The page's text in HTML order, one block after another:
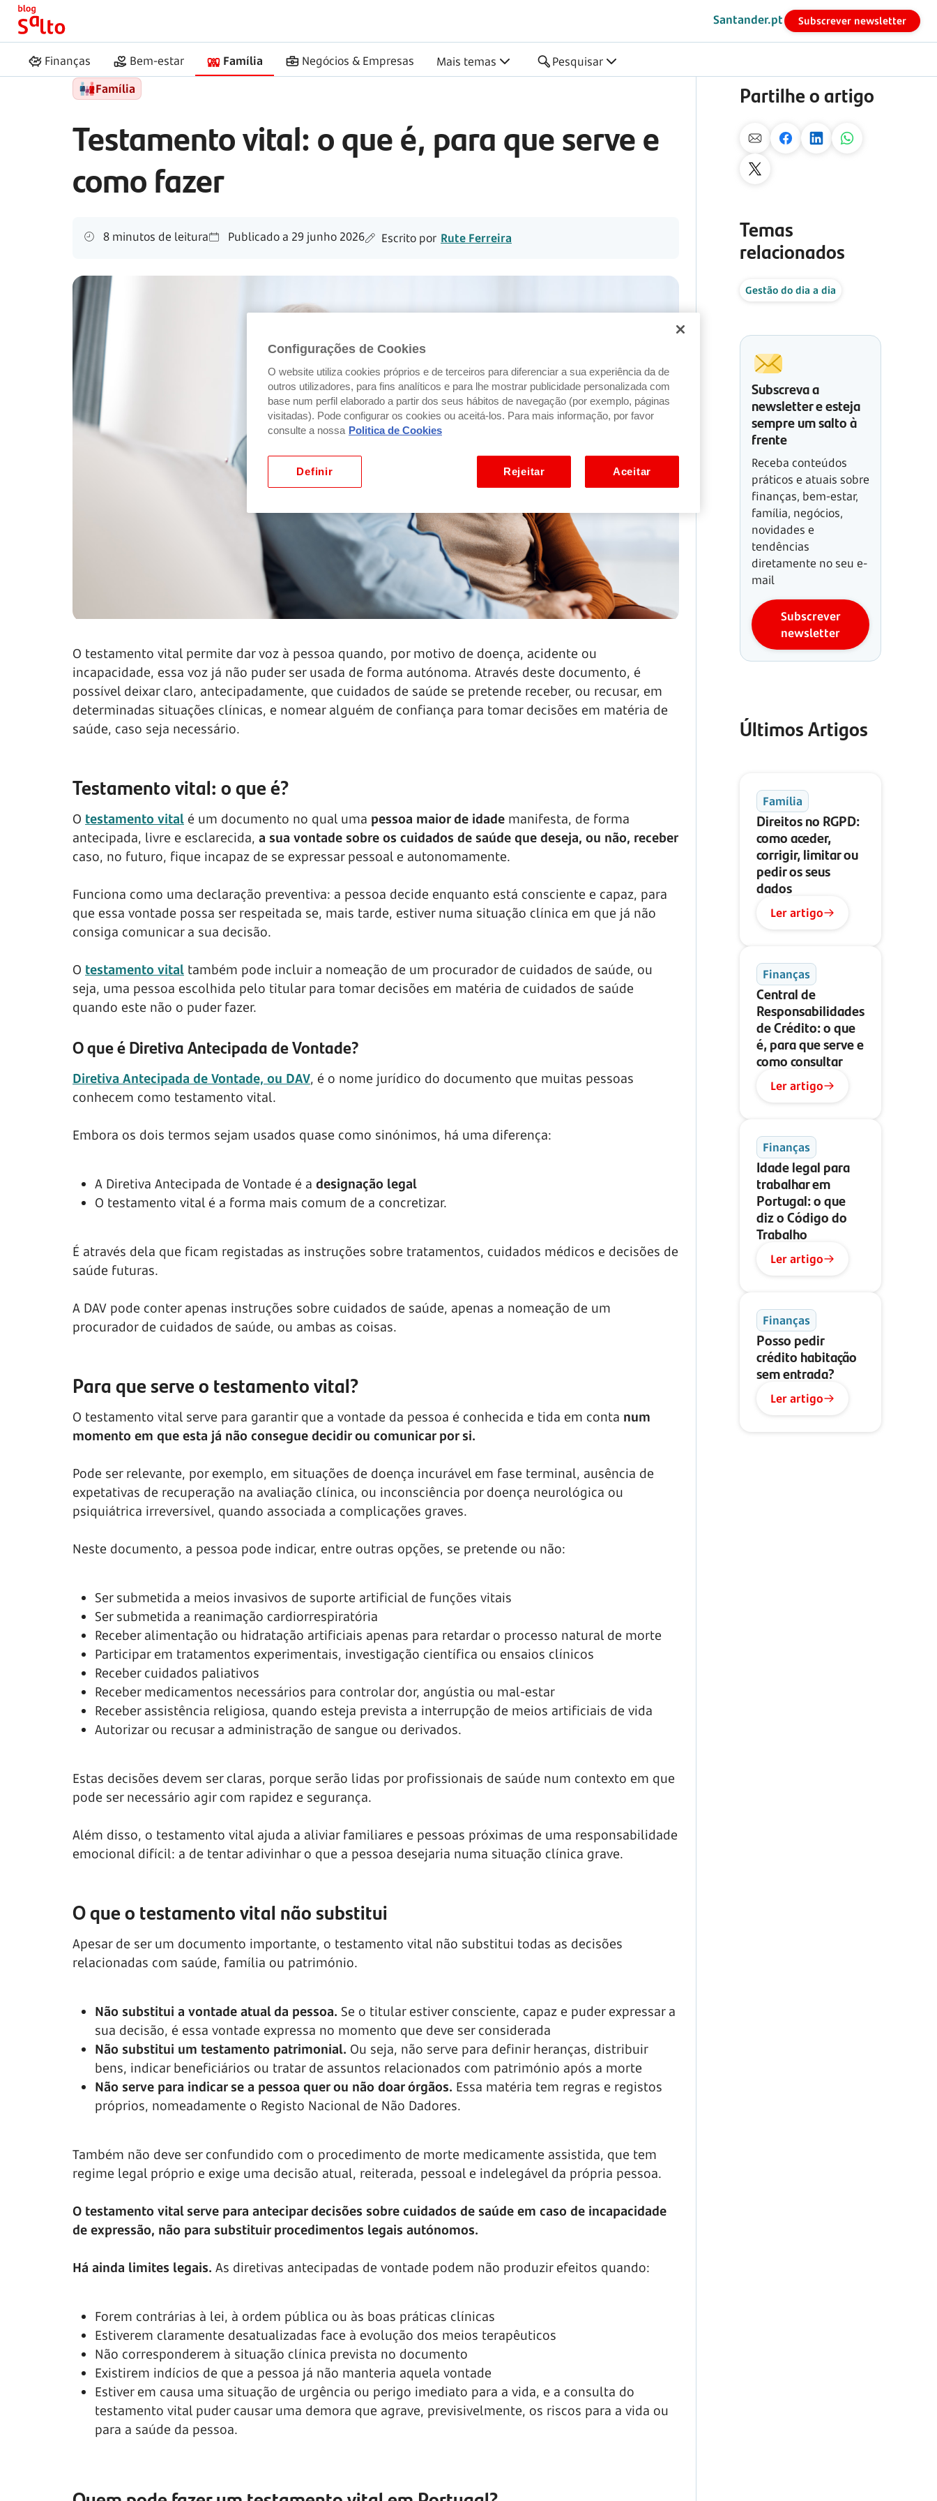
Santander.pt Subscrever newsletter
Finanças Bem-estar Família Negócios & Empresas Mais temas Pesquisar
Início
Família
Testamento vital: o que é, para que serve e
como fazer
8 minutos de leitura Publicado a 29 junho 2026 Escrito por Rute Ferreira
O testamento vital permite dar voz à pessoa quando, por motivo de doença, acidente ou
incapacidade, essa voz já não puder ser usada de forma autónoma. Através deste documento, é
possível deixar claro, antecipadamente, que cuidados de saúde se pretende receber, ou recusar, em
determinadas situações clínicas, e nomear alguém de confiança para tomar decisões em matéria de
saúde, caso seja necessário.
Testamento vital: o que é?
O testamento vital é um documento no qual uma pessoa maior de idade manifesta, de forma
antecipada, livre e esclarecida, a sua vontade sobre os cuidados de saúde que deseja, ou não, receber
caso, no futuro, fique incapaz de se expressar pessoal e autonomamente.
Funciona como uma declaração preventiva: a pessoa decide enquanto está consciente e capaz, para
que essa vontade possa ser respeitada se, mais tarde, estiver numa situação clínica em que já não
consiga comunicar a sua decisão.
O testamento vital também pode incluir a nomeação de um procurador de cuidados de saúde, ou
seja, uma pessoa escolhida pelo titular para tomar decisões em matéria de cuidados de saúde
quando este não o puder fazer.
O que é Diretiva Antecipada de Vontade?
Diretiva Antecipada de Vontade, ou DAV, é o nome jurídico do documento que muitas pessoas
conhecem como testamento vital.
Embora os dois termos sejam usados quase como sinónimos, há uma diferença:
A Diretiva Antecipada de Vontade é a designação legal
O testamento vital é a forma mais comum de a concretizar.
É através dela que ficam registadas as instruções sobre tratamentos, cuidados médicos e decisões de
saúde futuras.
A DAV pode conter apenas instruções sobre cuidados de saúde, apenas a nomeação de um
procurador de cuidados de saúde, ou ambas as coisas.
Para que serve o testamento vital?
O testamento vital serve para garantir que a vontade da pessoa é conhecida e tida em conta num
momento em que esta já não consegue decidir ou comunicar por si.
Pode ser relevante, por exemplo, em situações de doença incurável em fase terminal, ausência de
expetativas de recuperação na avaliação clínica, ou inconsciência por doença neurológica ou
psiquiátrica irreversível, quando associada a complicações graves.
Neste documento, a pessoa pode indicar, entre outras opções, se pretende ou não:
Ser submetida a meios invasivos de suporte artificial de funções vitais
Ser submetida a reanimação cardiorrespiratória
Receber alimentação ou hidratação artificiais apenas para retardar o processo natural de morte
Participar em tratamentos experimentais, investigação científica ou ensaios clínicos
Receber cuidados paliativos
Receber medicamentos necessários para controlar dor, angústia ou mal-estar
Receber assistência religiosa, quando esteja prevista a interrupção de meios artificiais de vida
Autorizar ou recusar a administração de sangue ou derivados.
Estas decisões devem ser claras, porque serão lidas por profissionais de saúde num contexto em que
pode ser necessário agir com rapidez e segurança.
Além disso, o testamento vital ajuda a aliviar familiares e pessoas próximas de uma responsabilidade
emocional difícil: a de tentar adivinhar o que a pessoa desejaria numa situação clínica grave.
O que o testamento vital não substitui
Apesar de ser um documento importante, o testamento vital não substitui todas as decisões
relacionadas com saúde, família ou património.
Não substitui a vontade atual da pessoa. Se o titular estiver consciente, capaz e puder expressar a
sua decisão, é essa vontade expressa no momento que deve ser considerada
Não substitui um testamento patrimonial. Ou seja, não serve para definir heranças, distribuir
bens, indicar beneficiários ou tratar de assuntos relacionados com património após a morte
Não serve para indicar se a pessoa quer ou não doar órgãos. Essa matéria tem regras e registos
próprios, nomeadamente o Registo Nacional de Não Dadores.
Também não deve ser confundido com o procedimento de morte medicamente assistida, que tem
regime legal próprio e exige uma decisão atual, reiterada, pessoal e indelegável da própria pessoa.
O testamento vital serve para antecipar decisões sobre cuidados de saúde em caso de incapacidade
de expressão, não para substituir procedimentos legais autónomos.
Há ainda limites legais. As diretivas antecipadas de vontade podem não produzir efeitos quando:
Forem contrárias à lei, à ordem pública ou às boas práticas clínicas
Estiverem claramente desatualizadas face à evolução dos meios terapêuticos
Não corresponderem à situação clínica prevista no documento
Existirem indícios de que a pessoa já não manteria aquela vontade
Estiver em causa uma situação de urgência ou perigo imediato para a vida, e a consulta do
testamento vital puder causar uma demora que agrave, previsivelmente, os riscos para a vida ou
para a saúde da pessoa.
Partilhe o artigo
Temas
relacionados
Gestão do dia a dia
Subscreva a
newsletter e esteja
sempre um salto à
frente
Receba conteúdos
práticos e atuais sobre
finanças, bem-estar,
família, negócios,
novidades e
tendências
diretamente no seu e-
mail
Subscrever
newsletter
Últimos Artigos
Família
Direitos no RGPD:
como aceder,
corrigir, limitar ou
pedir os seus
dados
Ler artigo
Finanças
Central de
Responsabilidades
de Crédito: o que
é, para que serve e
como consultar
Ler artigo
Finanças
Idade legal para
trabalhar em
Portugal: o que
diz o Código do
Trabalho
Ler artigo
Finanças
Posso pedir
crédito habitação
sem entrada?
Ler artigo
Configurações de Cookies
O website utiliza cookies próprios e de terceiros para diferenciar a sua experiência da de
outros utilizadores, para fins analíticos e para lhe mostrar publicidade personalizada com
base num perfil elaborado a partir dos seus hábitos de navegação (por exemplo, páginas
visitadas). Pode configurar os cookies ou aceitá-los. Para mais informação, por favor
consulte a nossa Politica de Cookies
Definir Rejeitar Aceitar